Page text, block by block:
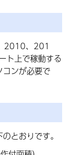
2010、201
ト上で稼動する
ンが必要で
とおりです。